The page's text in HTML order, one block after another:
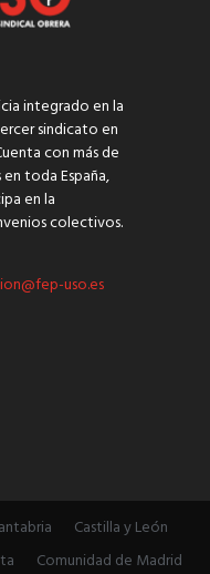
integrado en la
sindicato en
con más de
toda España,
en la
colectivos.
uso.es
Castilla y León
Comunidad de Madrid